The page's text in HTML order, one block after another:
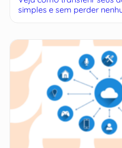
simples e sem perder